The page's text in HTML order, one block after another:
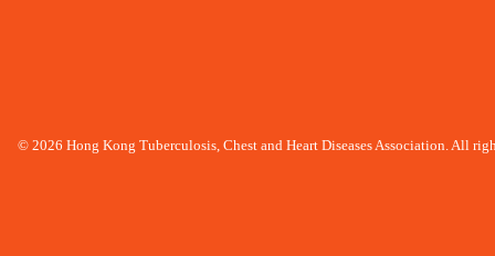
© 2026 Hong Kong Tuberculosis, Chest and Heart Diseases Association. All